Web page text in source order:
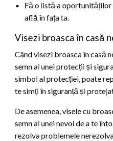
Fă o listă a oportunităților
află în fața ta.
Visezi broasca în casă
Când visezi broasca în casă
semn al unei protecții și
simbol al protecției, poate
te simți în siguranță și
De asemenea, visele cu
semn al unei nevoi de a te
rezolva problemele